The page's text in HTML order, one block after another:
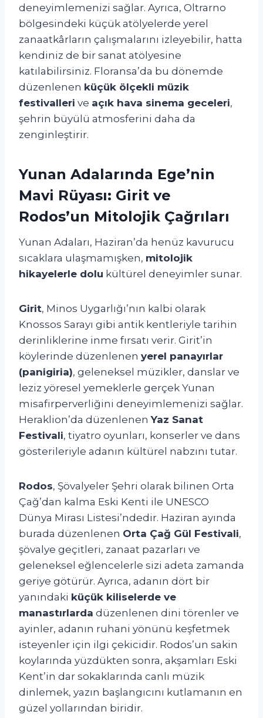
deneyimlemenizi sağlar. Ayrıca, Oltrarno
bölgesindeki küçük atölyelerde yerel
zanaatkârların çalışmalarını izleyebilir, hatta
kendiniz de bir sanat atölyesine
katılabilirsiniz. Floransa’da bu dönemde
düzenlenen küçük ölçekli müzik
festivalleri ve açık hava sinema geceleri,
şehrin büyülü atmosferini daha da
zenginleştirir.
Yunan Adalarında Ege’nin
Mavi Rüyası: Girit ve
Rodos’un Mitolojik Çağrıları
Yunan Adaları, Haziran’da henüz kavurucu
sıcaklara ulaşmamışken, mitolojik
hikayelerle dolu kültürel deneyimler sunar.
Girit, Minos Uygarlığı’nın kalbi olarak
Knossos Sarayı gibi antik kentleriyle tarihin
derinliklerine inme fırsatı verir. Girit’in
köylerinde düzenlenen yerel panayırlar
(panigiria), geleneksel müzikler, danslar ve
leziz yöresel yemeklerle gerçek Yunan
misafirperverliğini deneyimlemenizi sağlar.
Heraklion’da düzenlenenYaz Sanat
Festivali, tiyatro oyunları, konserler ve dans
gösterileriyle adanın kültürel nabzını tutar.
Rodos, Şövalyeler Şehri olarak bilinen Orta
Çağ’dan kalma Eski Kenti ile UNESCO
Dünya Mirası Listesi’ndedir. Haziran ayında
burada düzenlenen Orta Çağ Gül Festivali,
şövalye geçitleri, zanaat pazarları ve
geleneksel eğlencelerle sizi adeta zamanda
geriye götürür. Ayrıca, adanın dört bir
yanındaki küçük kiliselerde ve
manastırlarda düzenlenen dini törenler ve
ayinler, adanın ruhani yönünü keşfetmek
isteyenler için ilgi çekicidir. Rodos’un sakin
koylarında yüzdükten sonra, akşamları Eski
Kent’in dar sokaklarında canlı müzik
dinlemek, yazın başlangıcını kutlamanın en
güzel yollarından biridir.